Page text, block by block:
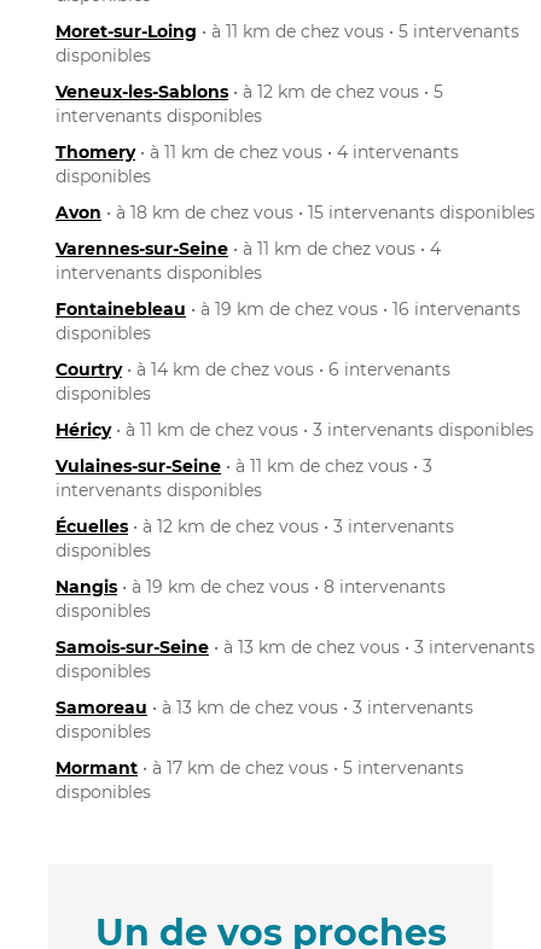
Moret-sur-Loing • à 11 km de chez vous • 5 intervenants
disponibles
Veneux-les-Sablons • à 12 km de chez vous • 5
intervenants disponibles
Thomery• à 11 km de chez vous • 4 intervenants
disponibles
Avon • à 18 km de chez vous • 15 intervenants disponibles
Varennes-sur-Seine • à 11 km de chez vous • 4
intervenants disponibles
Fontainebleau • à 19 km de chez vous • 16 intervenants
disponibles
Courtry• à 14 km de chez vous • 6 intervenants
disponibles
Héricy• à 11 km de chez vous • 3 intervenants disponibles
Vulaines-sur-Seine • à 11 km de chez vous • 3
intervenants disponibles
Écuelles • à 12 km de chez vous • 3 intervenants
disponibles
Nangis • à 19 km de chez vous • 8 intervenants
disponibles
Samois-sur-Seine • à 13 km de chez vous • 3 intervenants
disponibles
Samoreau • à 13 km de chez vous • 3 intervenants
disponibles
Mormant • à 17 km de chez vous • 5 intervenants
disponibles
Un de vos proches